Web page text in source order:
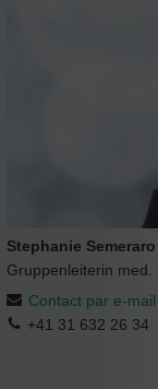
Stephanie Semeraro
Gruppenleiterin med.
Contact par e-mail
+41 31 632 26 34